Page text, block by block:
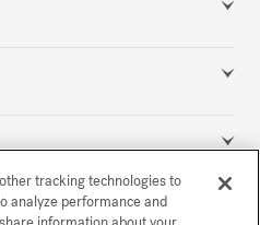
tracking technologies to
analyze performance and